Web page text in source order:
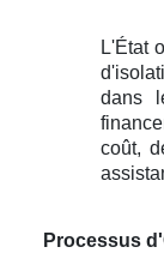
L'État
dans
coût,
Processus